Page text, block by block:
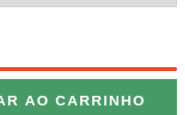
AO CARRINHO